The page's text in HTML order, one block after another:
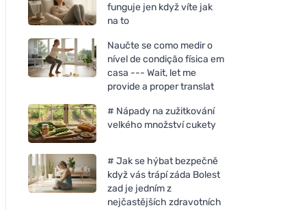
funguje jen když víte jak
na to
Naučte se como medir o
nível de condição física em
casa --- Wait, let me
provide a proper translat
# Nápady na zužitkování
velkého množství cukety
# Jak se hýbat bezpečně
když vás trápí záda Bolest
zad je jedním z
nejčastějších zdravotních